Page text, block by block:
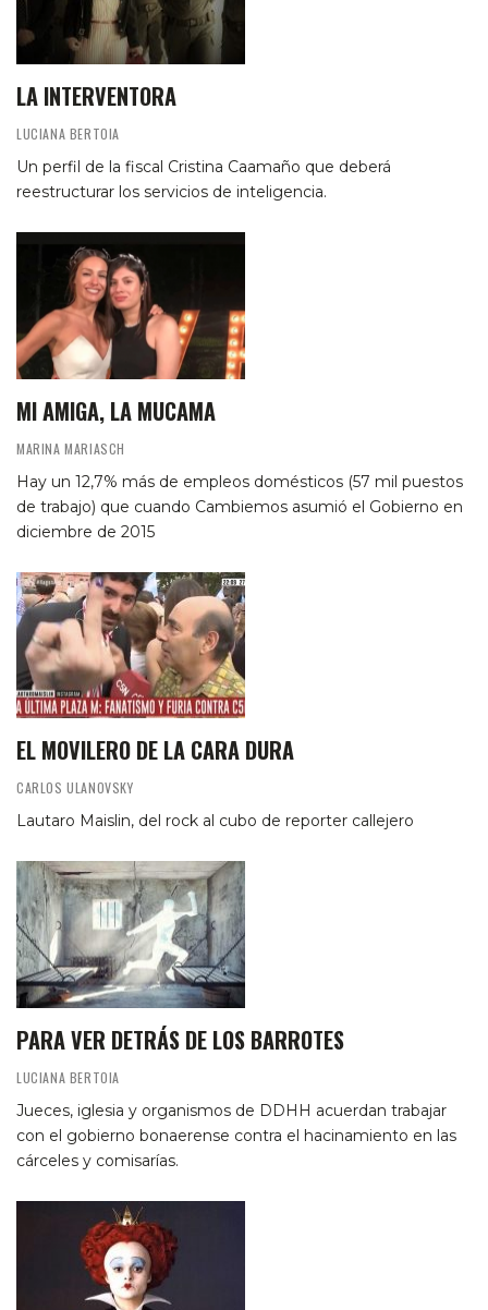
LA INTERVENTORA
LUCIANA BERTOIA
Un perfil de la fiscal Cristina Caamaño que deberá
reestructurar los servicios de inteligencia.
MI AMIGA, LA MUCAMA
MARINA MARIASCH
Hay un 12,7% más de empleos domésticos (57 mil puestos
de trabajo) que cuando Cambiemos asumió el Gobierno en
diciembre de 2015
EL MOVILERO DE LA CARA DURA
CARLOS ULANOVSKY
Lautaro Maislin, del rock al cubo de reporter callejero
PARA VER DETRÁS DE LOS BARROTES
LUCIANA BERTOIA
Jueces, iglesia y organismos de DDHH acuerdan trabajar
con el gobierno bonaerense contra el hacinamiento en las
cárceles y comisarías.